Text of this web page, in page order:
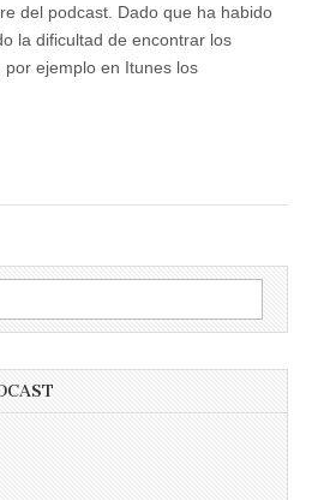
del podcast. Dado que ha habido
la dificultad de encontrar los
ejemplo en Itunes los